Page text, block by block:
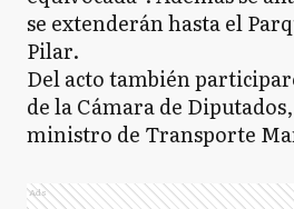
se extenderán hasta el
Pilar.
Del acto también
de la Cámara de
ministro de Transporte
Ads